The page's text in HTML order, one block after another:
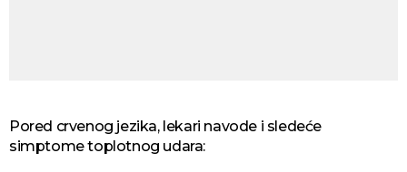
Pored crvenog jezika, lekari navode i sledeće
simptome toplotnog udara: